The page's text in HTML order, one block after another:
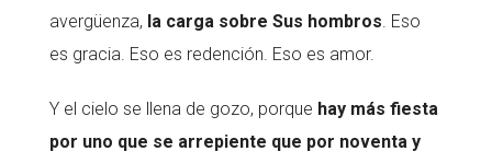
avergüenza, la carga sobre Sus hombros. Eso
es gracia. Eso es redención. Eso es amor.
Y el cielo se llena de gozo, porque hay más fiesta
por uno que se arrepiente que por noventa y